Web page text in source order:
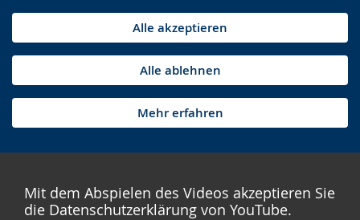
Alle akzeptieren
Alle ablehnen
Mehr erfahren
Mit dem Abspielen des Videos akzeptieren Sie
die Datenschutzerklärung von YouTube.